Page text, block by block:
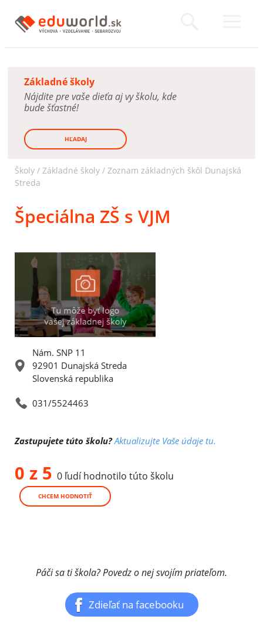
Základné školy
Nájdite pre vaše dieťa aj vy školu, kde
bude šťastné!
HĽADAJ
Školy / Základné školy / Zoznam základných škôl Dunajská
Streda
Špeciálna ZŠ s VJM
Nám. SNP 11
92901 Dunajská Streda
Slovenská republika
031/5524463
Zastupujete túto školu? Aktualizujte Vaše údaje tu.
0 z 5 0 ľudí hodnotilo túto školu
CHCEM HODNOTIŤ
Páči sa ti škola? Povedz o nej svojím priateľom.
Zdieľať na facebooku